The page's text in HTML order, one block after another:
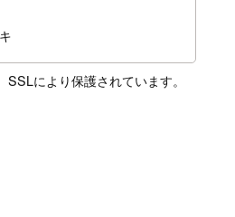
により保護されています。